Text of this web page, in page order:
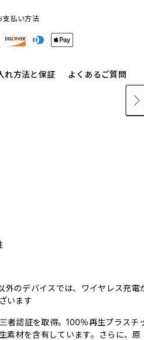
支払い方法
れ方法と保証 よくあるご質問
のデバイスでは、ワイヤレス充電
います
者認証を取得。100％再生プラスチ
素材を含有しています。さらに、原